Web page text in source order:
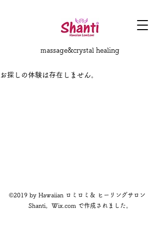
massage&crystal healing
お探しの体験は存在しません。
©2019 by Hawaiian ロミロミ＆ ヒーリングサロン
Shanti。Wix.com で作成されました。